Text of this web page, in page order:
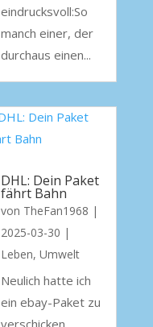
eindrucksvoll:So
manch einer, der
durchaus einen...
DHL: Dein Paket
fährt Bahn
von TheFan1968 |
2025-03-30 |
Leben, Umwelt
Neulich hatte ich
ein ebay-Paket zu
verschicken.